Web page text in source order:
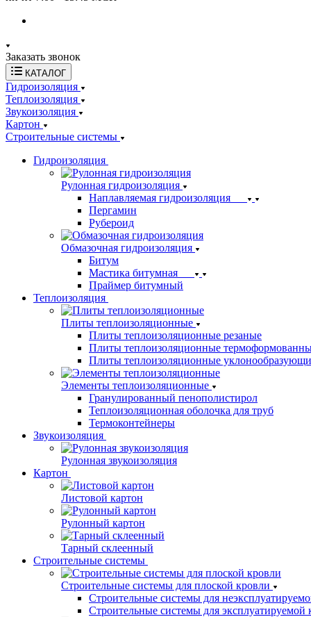
Заказать звонок
КАТАЛОГ
Гидроизоляция
Теплоизоляция
Звукоизоляция
Картон
Строительные системы
Гидроизоляция
Рулонная гидроизоляция
Наплавляемая гидроизоляция
Пергамин
Рубероид
Обмазочная гидроизоляция
Битум
Мастика битумная
Праймер битумный
Теплоизоляция
Плиты теплоизоляционные
Плиты теплоизоляционные резаные
Плиты теплоизоляционные
Плиты теплоизоляционные
Элементы теплоизоляционные
Гранулированный пенополистирол
Теплоизоляционная оболочка для труб
Термоконтейнеры
Звукоизоляция
Рулонная звукоизоляция
Картон
Листовой картон
Рулонный картон
Тарный склеенный
Строительные системы
Строительные системы для плоской кровли
Строительные системы для
Строительные системы для эксплуатируемой